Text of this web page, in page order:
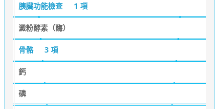
胰臟功能檢查 1 項
澱粉酵素（酶）
骨骼 3 項
鈣
磷